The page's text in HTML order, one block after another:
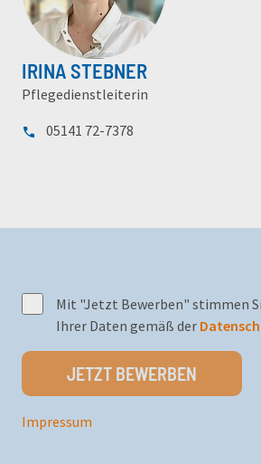
IRINA STEBNER
Pflegedienstleiterin
05141 72-7378
Mit "Jetzt Bewerben" stimmen
Ihrer Daten gemäß der
JETZT BEWERBEN
Impressum